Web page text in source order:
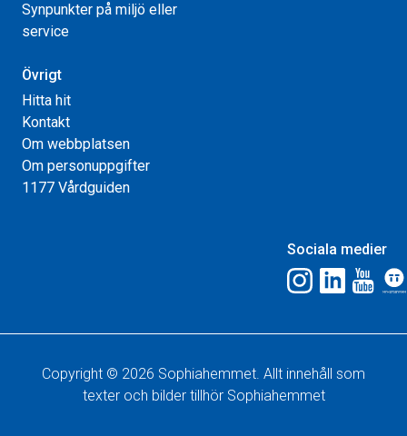
Synpunkter på miljö eller
service
Övrigt
Hitta hit
Kontakt
Om webbplatsen
Om personuppgifter
1177 Vårdguiden
Sociala medier
Copyright © 2026 Sophiahemmet. Allt innehåll som
texter och bilder tillhör Sophiahemmet